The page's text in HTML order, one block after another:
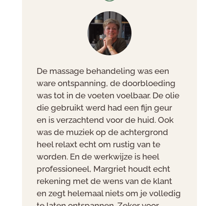
De massage behandeling was een
ware ontspanning, de doorbloeding
was tot in de voeten voelbaar. De olie
die gebruikt werd had een fijn geur
en is verzachtend voor de huid. Ook
was de muziek op de achtergrond
heel relaxt echt om rustig van te
worden. En de werkwijze is heel
professioneel, Margriet houdt echt
rekening met de wens van de klant
en zegt helemaal niets om je volledig